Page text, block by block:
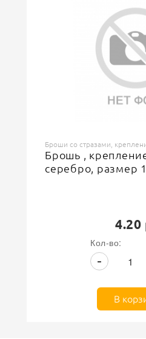
Броши со стразами,
Брошь ,
серебро, размер
4.20
Кол-во:
-
В